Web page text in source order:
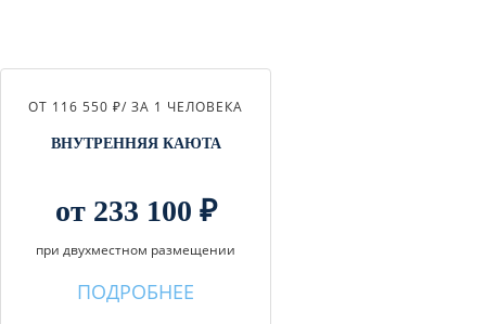
ОТ 116 550 ₽/ ЗА 1 ЧЕЛОВЕКА
ВНУТРЕННЯЯ КАЮТА
от 233 100 ₽
при двухместном размещении
ПОДРОБНЕЕ